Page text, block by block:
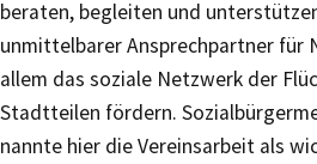
beraten, begleiten und
unmittelbarer Ansprechpartner für
allem das soziale Netzwerk der
Stadtteilen fördern.
nannte hier die Vereinsarbeit als